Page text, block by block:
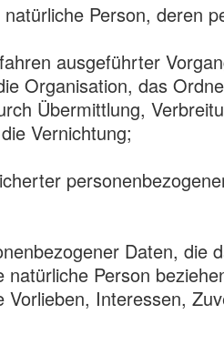
Person, deren
ausgeführter
Organisation, das
Übermittlung,
Vernichtung;
Daten,
Person
Interessen,